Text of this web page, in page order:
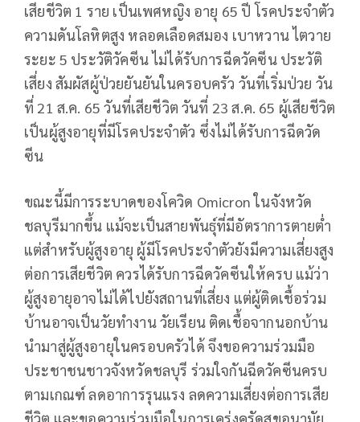
เสียชีวิต 1 ราย เป็นเพศหญิง อายุ 65 ปี โรคประจำตัว
ความดันโลหิตสูง หลอดเลือดสมอง เบาหวาน ไตวาย
ระยะ 5 ประวัติวัคซีน ไม่ได้รับการฉีดวัคซีน ประวัติ
เสี่ยง สัมผัสผู้ป่วยยันยันในครอบครัว วันที่เริ่มป่วย วัน
ที่ 21 ส.ค. 65 วันที่เสียชีวิต วันที่ 23 ส.ค. 65 ผู้เสียชีวิต
เป็นผู้สูงอายุที่มีโรคประจำตัว ซึ่งไม่ได้รับการฉีดวัด
ซีน
ขณะนี้มีการระบาดของโควิด Omicron ในจังหวัด
ชลบุรีมากขึ้น แม้จะเป็นสายพันธุ์ที่มีอัตราการตายต่ำ
แต่สำหรับผู้สูงอายุ ผู้มีโรคประจำตัวยังมีความเสี่ยงสูง
ต่อการเสียชีวิต ควรได้รับการฉีดวัคซีนให้ครบ แม้ว่า
ผู้สูงอายุอาจไม่ได้ไปยังสถานที่เสี่ยง แต่ผู้ติดเชื้อร่วม
บ้านอาจเป็นวัยทำงาน วัยเรียน ติดเชื้อจากนอกบ้าน
นำมาสู่ผู้สูงอายุในครอบครัวได้ จึงขอความร่วมมือ
ประชาชนชาวจังหวัดชลบุรี ร่วมใจกันฉีดวัคซีนครบ
ตามเกณฑ์ ลดอาการรุนแรง ลดความเสี่ยงต่อการเสีย
ชีวิต และขอความร่วมมือในการเคร่งครัดสุขอนามัย